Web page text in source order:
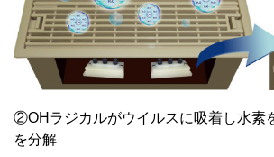
②OHラジカルがウイルスに吸着し水素
を分解